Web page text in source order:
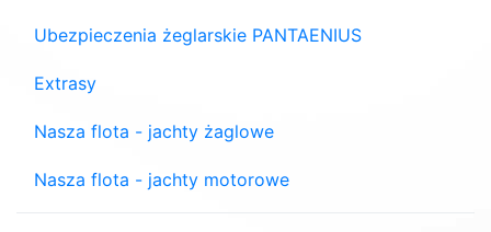
Ubezpieczenia żeglarskie PANTAENIUS
Extrasy
Nasza flota - jachty żaglowe
Nasza flota - jachty motorowe